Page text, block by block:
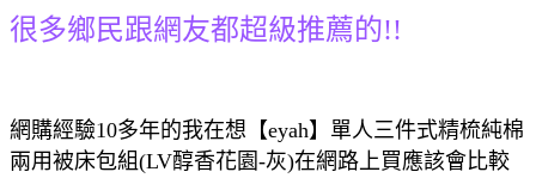
很多鄉民跟網友都超級推薦的!!
網購經驗10多年的我在想【eyah】單人三件式精梳純棉
兩用被床包組(LV醇香花園-灰)在網路上買應該會比較